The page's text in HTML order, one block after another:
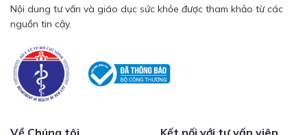
Nội dung tư vấn và giáo dục sức khỏe được tham khảo từ các
nguồn tin cậy.